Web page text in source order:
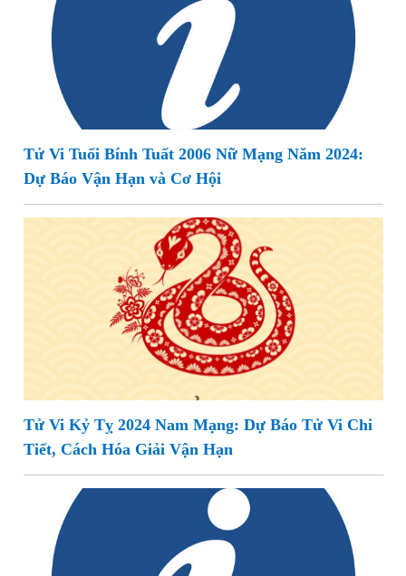
Tử Vi Tuổi Bính Tuất 2006 Nữ Mạng Năm 2024:
Dự Báo Vận Hạn và Cơ Hội
Tử Vi Kỷ Tỵ 2024 Nam Mạng: Dự Báo Tử Vi Chi
Tiết, Cách Hóa Giải Vận Hạn